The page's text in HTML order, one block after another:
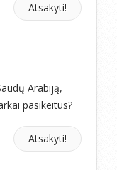
Atsakyti!
Arabiją,
pasikeitus?
Atsakyti!